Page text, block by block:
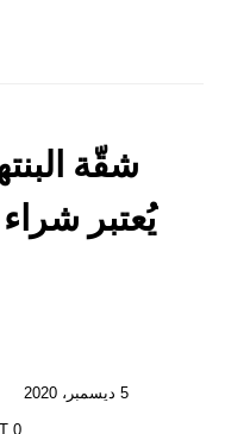
شقّة
يُعتبر
5 ديسمبر، 2020
0 COMMENT